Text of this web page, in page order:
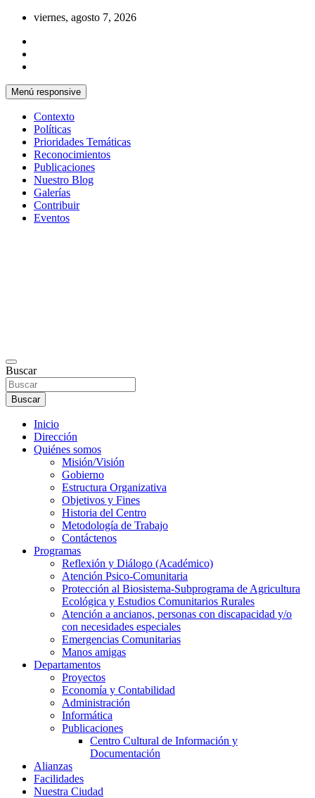
Saltar
contenido
viernes, agosto 7, 2026
Menú responsive
Contexto
Políticas
Prioridades Temáticas
Reconocimientos
Publicaciones
Nuestro Blog
Galerías
Contribuir
Eventos
Buscar
Buscar
Inicio
Dirección
Quiénes somos
Misión/Visión
Gobierno
Estructura Organizativa
Objetivos y Fines
Historia del Centro
Metodología de Trabajo
Contáctenos
Programas
Reflexión y Diálogo (Académico)
Atención Psico-Comunitaria
Protección al Biosistema-Subprograma de Agricultura
Ecológica y Estudios Comunitarios Rurales
Atención a ancianos, personas con discapacidad y/o
con necesidades especiales
Emergencias Comunitarias
Manos amigas
Departamentos
Proyectos
Economía y Contabilidad
Administración
Informática
Publicaciones
Centro Cultural de Información y
Documentación
Alianzas
Facilidades
Nuestra Ciudad